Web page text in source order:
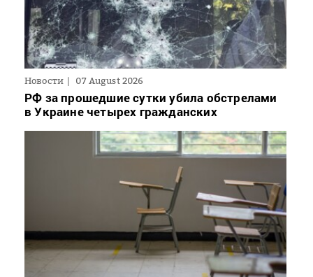
Новости 07 August 2026
РФ за прошедшие сутки убила обстрелами
в Украине четырех гражданских